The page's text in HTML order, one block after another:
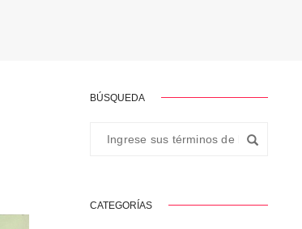
BÚSQUEDA
CATEGORÍAS